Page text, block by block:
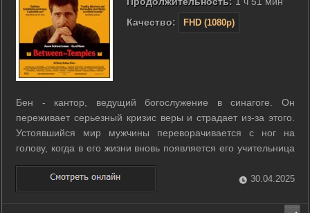
Качество:
FHD (1080p)
Бен - кантор, ведущий богослужение в синагоге. Он
переживает серьезный кризис веры и страдает из-за этого.
Устоявшийся мир мужчины переворачивается с ног на
голову, когда в его жизни вновь появляется его учительница
музыки из начальной школы. Только на этот раз она
становится ученицей Бена и готовится принять бат-мицву. ...
30.04.2025